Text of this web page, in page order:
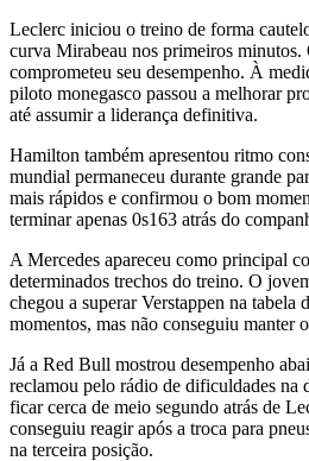
Leclerc iniciou o treino de forma
curva Mirabeau nos primeiros
comprometeu seu desempenho. À
piloto monegasco passou a melhorar
até assumir a liderança definitiva.
Hamilton também apresentou ritmo
mundial permaneceu durante grande
mais rápidos e confirmou o bom
terminar apenas 0s163 atrás do
A Mercedes apareceu como principal
determinados trechos do treino. O
chegou a superar Verstappen na tabela
momentos, mas não conseguiu manter
Já a Red Bull mostrou desempenho
reclamou pelo rádio de dificuldades na
ficar cerca de meio segundo atrás de
conseguiu reagir após a troca para
na terceira posição.